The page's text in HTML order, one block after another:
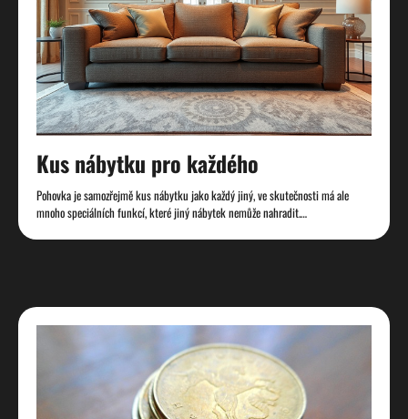
Kus nábytku pro každého
Pohovka je samozřejmě kus nábytku jako každý jiný, ve skutečnosti má ale
mnoho speciálních funkcí, které jiný nábytek nemůže nahradit.…